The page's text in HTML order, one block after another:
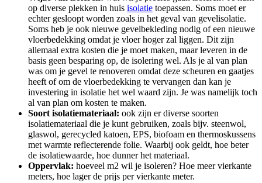
op diverse plekken in huis isolatie toepassen. Soms moet er
echter gesloopt worden zoals in het geval van gevelisolatie.
Soms heb je ook nieuwe gevelbekleding nodig of een nieuwe
vloerbedekking omdat je vloer hoger zal liggen. Dit zijn
allemaal extra kosten die je moet maken, maar leveren in de
basis geen besparing op, de isolering wel. Als je al van plan
was om je gevel te renoveren omdat deze scheuren en gaatjes
heeft of om de vloerbedekking te vervangen dan kan je
investering in isolatie het wel waard zijn. Je was namelijk toch
al van plan om kosten te maken.
Soort isolatiemateriaal: ook zijn er diverse soorten
isolatiemateriaal die je kunt gebruiken, zoals bijv. steenwol,
glaswol, gerecycled katoen, EPS, biofoam en thermoskussens
met warmte reflecterende folie. Waarbij ook geldt, hoe beter
de isolatiewaarde, hoe dunner het materiaal.
Oppervlak: hoeveel m2 wil je isoleren? Hoe meer vierkante
meters, hoe lager de prijs per vierkante meter.